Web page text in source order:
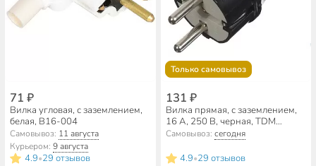
71 ₽
Вилка угловая, с заземлением,
белая, В16-004
Самовывоз: 11 августа
Курьером:9 августа
4.9•29 отзывов
Только самовывоз
131 ₽
Вилка прямая, с заземлением,
16 А, 250 В, черная, TDM
Electric, SQ1806-0004
Самовывоз: сегодня
4.9•29 отзывов